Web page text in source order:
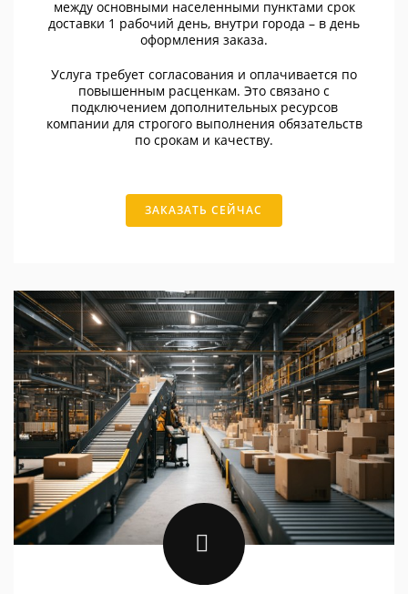
между основными населенными пунктами срок
доставки 1 рабочий день, внутри города – в день
оформления заказа.
Услуга требует согласования и оплачивается по
повышенным расценкам. Это связано с
подключением дополнительных ресурсов
компании для строгого выполнения обязательств
по срокам и качеству.
ЗАКАЗАТЬ СЕЙЧАС